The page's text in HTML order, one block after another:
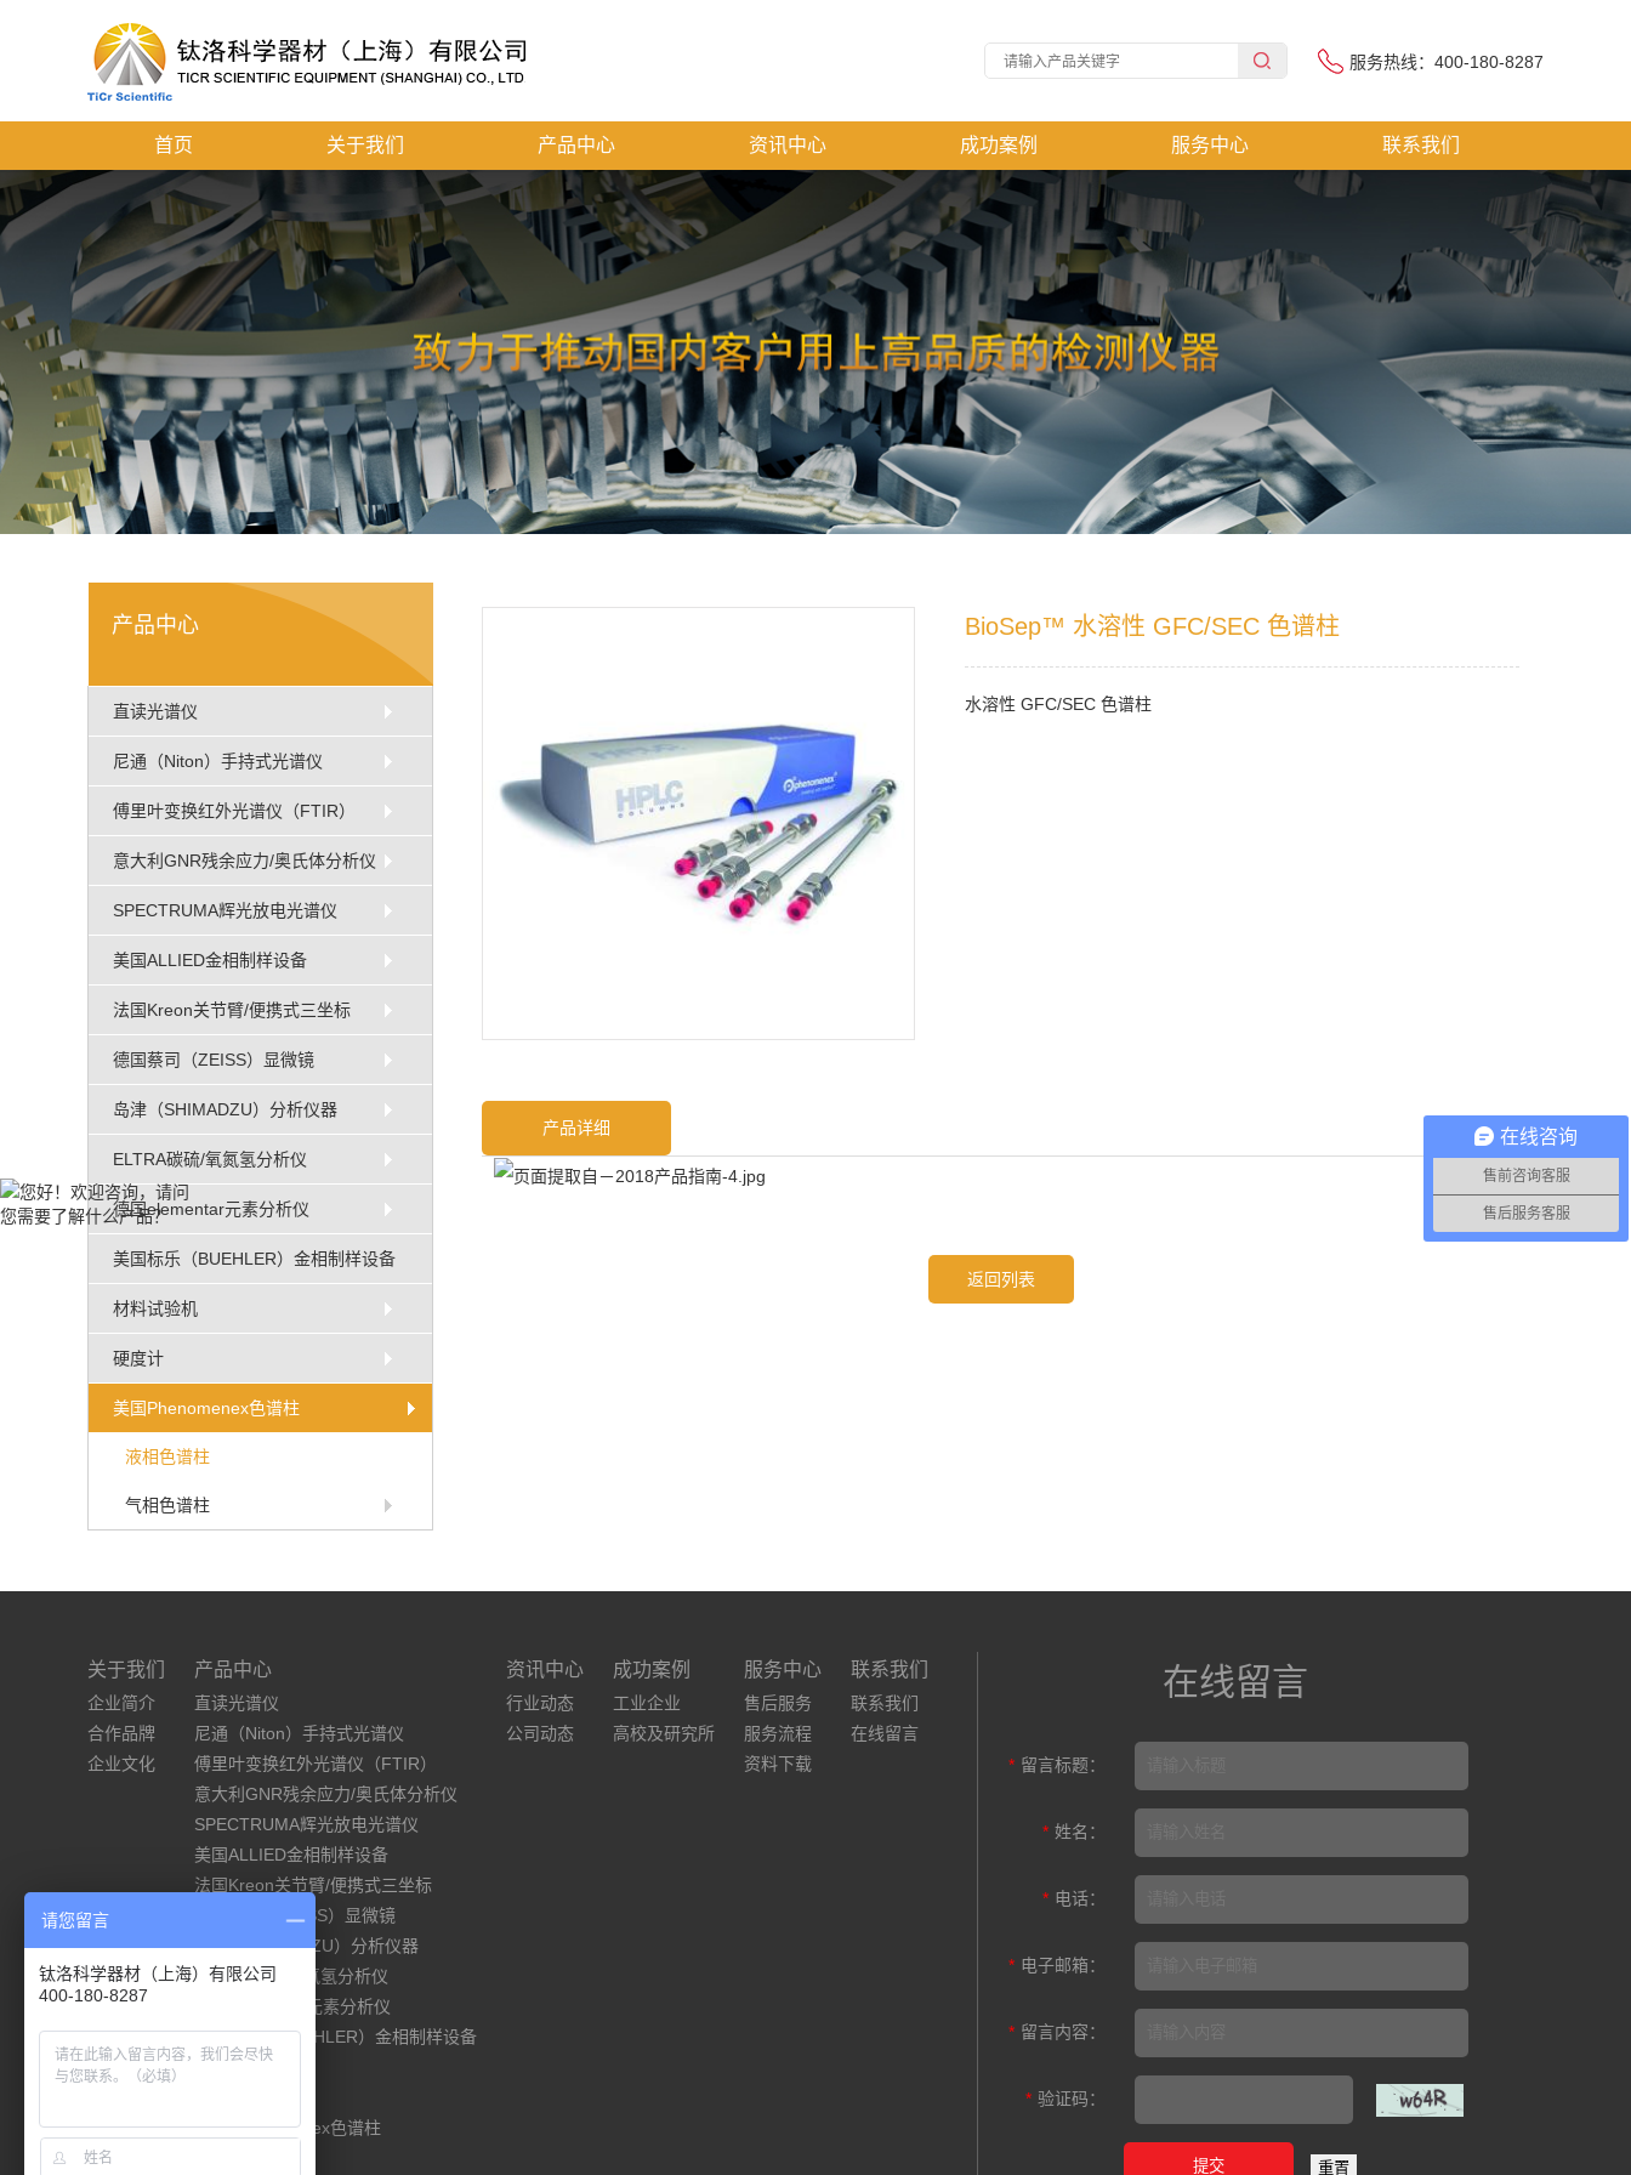
服务热线：400-180-8287
首页 关于我们 产品中心 资讯中心 成功案例 服务中心 联系我们
产品中心
直读光谱仪
尼通（Niton）手持式光谱仪
傅里叶变换红外光谱仪（FTIR）
意大利GNR残余应力/奥氏体分析仪
SPECTRUMA辉光放电光谱仪
美国ALLIED金相制样设备
法国Kreon关节臂/便携式三坐标
德国蔡司（ZEISS）显微镜
岛津（SHIMADZU）分析仪器
ELTRA碳硫/氧氮氢分析仪
德国elementar元素分析仪
美国标乐（BUEHLER）金相制样设备
材料试验机
硬度计
美国Phenomenex色谱柱
液相色谱柱
气相色谱柱
BioSep™ 水溶性 GFC/SEC 色谱柱
水溶性 GFC/SEC 色谱柱
产品详细
返回列表
关于我们
企业简介
合作品牌
企业文化
产品中心
直读光谱仪
尼通（Niton）手持式光谱仪
傅里叶变换红外光谱仪（FTIR）
意大利GNR残余应力/奥氏体分析仪
SPECTRUMA辉光放电光谱仪
美国ALLIED金相制样设备
法国Kreon关节臂/便携式三坐标
德国蔡司（ZEISS）显微镜
岛津（SHIMADZU）分析仪器
ELTRA碳硫/氧氮氢分析仪
德国elementar元素分析仪
美国标乐（BUEHLER）金相制样设备
材料试验机
美国Phenomenex色谱柱
资讯中心
行业动态
公司动态
成功案例
工业企业
高校及研究所
服务中心
售后服务
服务流程
资料下载
联系我们
联系我们
在线留言
在线留言
* 留言标题：
* 姓名：
* 电话：
* 电子邮箱：
* 留言内容：
* 验证码：
在线咨询
售前咨询客服
售后服务客服
请您留言
钛洛科学器材（上海）有限公司
400-180-8287